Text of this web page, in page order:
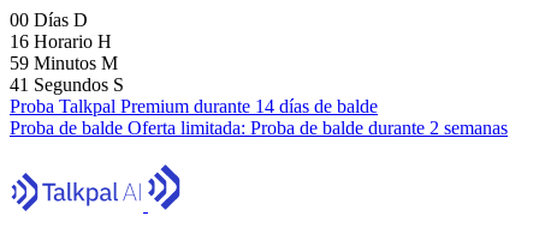
00 Días D
16 Horario H
59 Minutos M
40 Segundos S
Proba Talkpal Premium durante 14 días de balde
Proba de balde Oferta limitada: Proba de balde durante 2 semanas